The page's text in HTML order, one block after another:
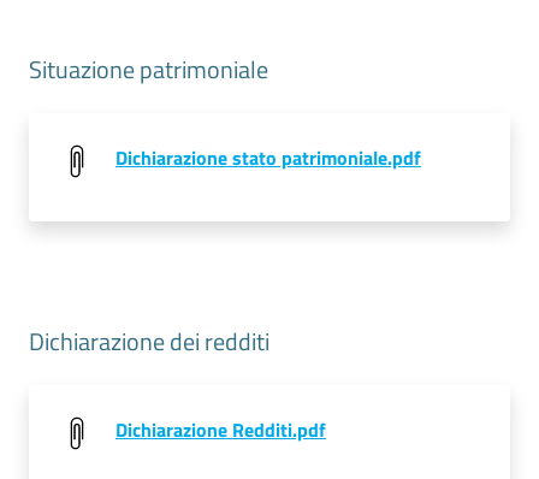
Situazione patrimoniale
Dichiarazione stato patrimoniale.pdf
Dichiarazione dei redditi
Dichiarazione Redditi.pdf